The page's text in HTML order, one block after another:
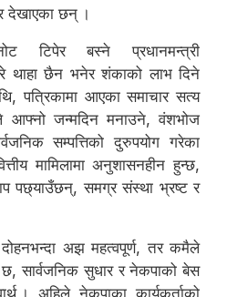
देखाएका छन् ।
टिपेर बस्ने प्रधानमन्त्री
थाहा छैन भनेर शंकाको लाभ दिने
पत्रिकामा आएका समाचार सत्य
जन्मदिन मनाउने, वंशभोज
सम्पत्तिको दुरुपयोग गरेका
मामिलामा अनुशासनहीन हुन्छ,
पछ्याउँछन्, समग्र संस्था भ्रष्ट र
दोहनभन्दा अझ महत्वपूर्ण, तर कमैले
छ, सार्वजनिक सुधार र नेकपाको बेस
। अहिले नेकपाका कार्यकर्ताको